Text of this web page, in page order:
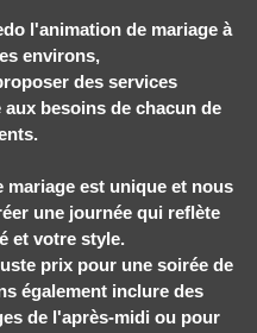
l'animation de mariage à
environs,
des services
besoins de chacun de
mariage est unique et nous
une journée qui reflète
et votre style.
prix pour une soirée de
également inclure des
de l'après-midi ou pour